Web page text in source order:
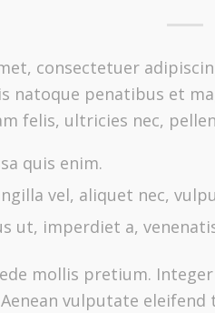
consectetuer
natoque penatibus et
felis, ultricies nec,
quis enim.
vel, aliquet nec,
ut, imperdiet a,
mollis pretium.
vulputate